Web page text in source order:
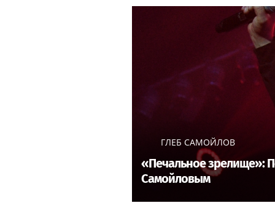
ГЛЕБ САМОЙЛОВ
«Печальное зрелище»:
Самойловым